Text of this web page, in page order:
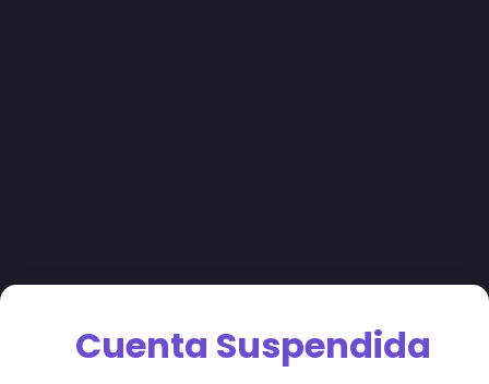
Cuenta Suspendida